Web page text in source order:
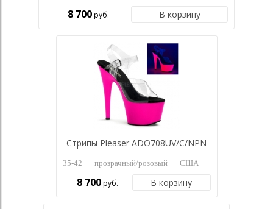
8 700руб. В корзину
Стрипы Pleaser ADO708UV/C/NPN
35-42 прозрачный/розовый США
8 700руб. В корзину